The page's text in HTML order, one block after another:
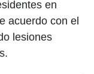
en
acuerdo con el
lesiones